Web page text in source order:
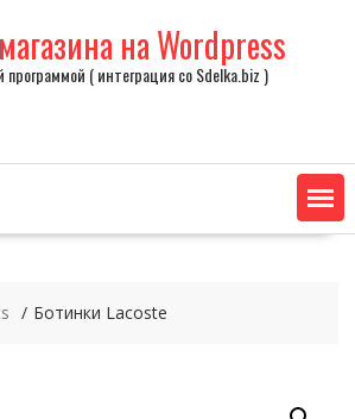
на Wordpress
программой ( интеграция со Sdelka.biz )
Ботинки Lacoste